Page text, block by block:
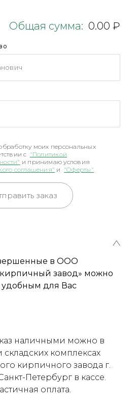
Общая сумма: 0.00 ₽
моих персональных
с "Политикой
и принимаю условия
соглашения" и "Оферты"
заказ
в ООО
завод» можно
для Вас
наличными можно в
комплексах
кирпичного завода г.
Петербург в кассе.
оплата.